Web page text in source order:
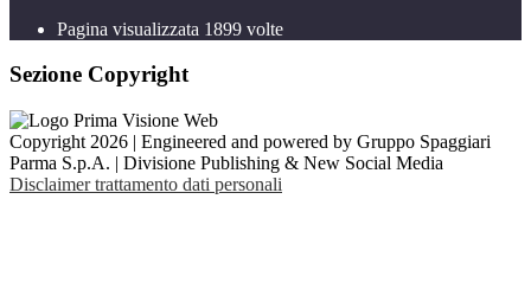
Pagina visualizzata 1899 volte
Sezione Copyright
Copyright 2026 | Engineered and powered by Gruppo Spaggiari
Parma S.p.A. | Divisione Publishing & New Social Media
Disclaimer trattamento dati personali